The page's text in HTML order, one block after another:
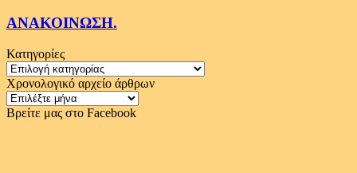
ΑΝΑΚΟΙΝΩΣΗ.
Κατηγορίες
Κατηγορίες
Χρονολογικό αρχείο άρθρων
Χρονολογικό
αρχείο
Βρείτε μας στο Facebook